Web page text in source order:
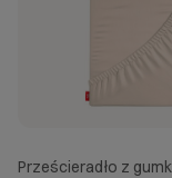
Prześcieradło z